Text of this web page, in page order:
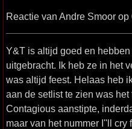
Reactie van Andre Smoor
Y&T is altijd goed en
uitgebracht. Ik heb ze in het
was altijd feest. Helaas heb
aan de setlist te zien was
Contagious aanstipte,
maar van het nummer I''ll